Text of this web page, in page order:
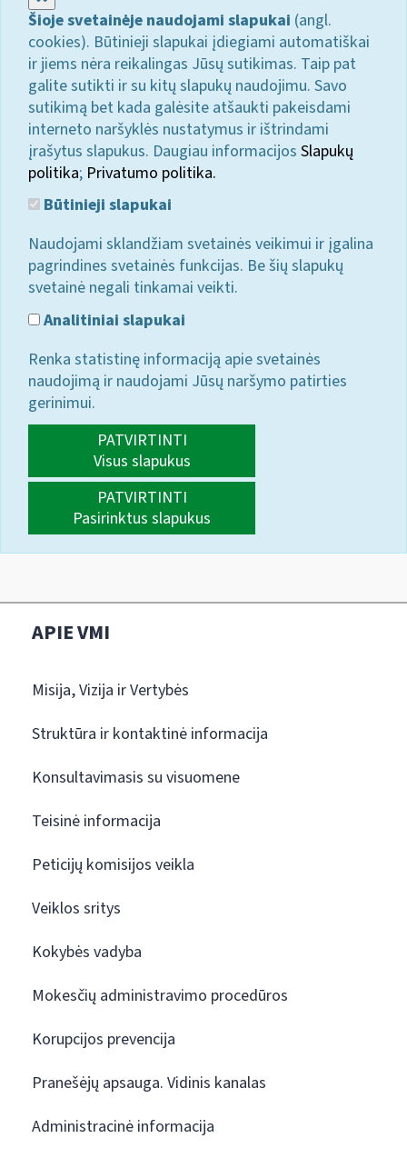
Šioje svetainėje naudojami slapukai (angl.
cookies). Būtinieji slapukai įdiegiami automatiškai
ir jiems nėra reikalingas Jūsų sutikimas. Taip pat
galite sutikti ir su kitų slapukų naudojimu. Savo
sutikimą bet kada galėsite atšaukti pakeisdami
interneto naršyklės nustatymus ir ištrindami
įrašytus slapukus. Daugiau informacijos Slapukų
politika; Privatumo politika.
Būtinieji slapukai
Naudojami sklandžiam svetainės veikimui ir įgalina
pagrindines svetainės funkcijas. Be šių slapukų
svetainė negali tinkamai veikti.
Analitiniai slapukai
Renka statistinę informaciją apie svetainės
naudojimą ir naudojami Jūsų naršymo patirties
gerinimui.
PATVIRTINTI
Visus slapukus
PATVIRTINTI
Pasirinktus slapukus
APIE VMI
Misija, Vizija ir Vertybės
Struktūra ir kontaktinė informacija
Konsultavimasis su visuomene
Teisinė informacija
Peticijų komisijos veikla
Veiklos sritys
Kokybės vadyba
Mokesčių administravimo procedūros
Korupcijos prevencija
Pranešėjų apsauga. Vidinis kanalas
Administracinė informacija